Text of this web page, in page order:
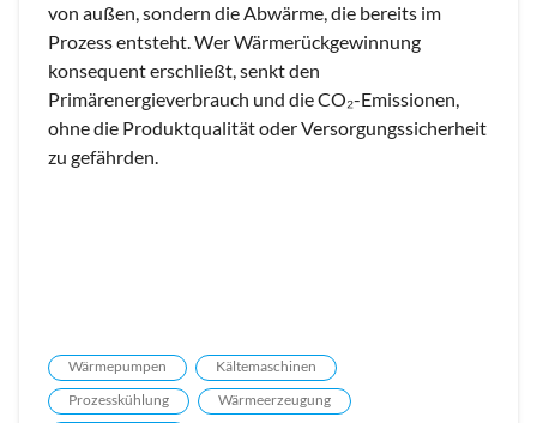
von außen, sondern die Abwärme, die bereits im
Prozess entsteht. Wer Wärmerückgewinnung
konsequent erschließt, senkt den
Primärenergieverbrauch und die CO₂-Emissionen,
ohne die Produktqualität oder Versorgungssicherheit
zu gefährden.
Wärmepumpen
Kältemaschinen
Prozesskühlung
Wärmeerzeugung